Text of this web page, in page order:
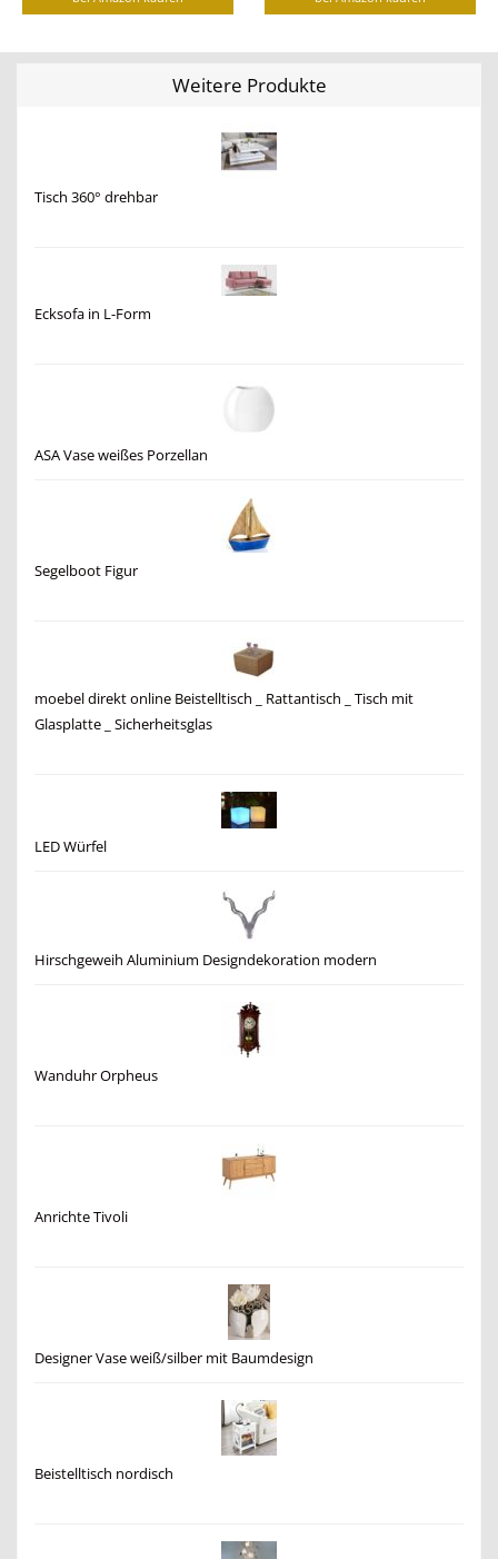
Weitere Produkte
Tisch 360° drehbar
Ecksofa in L-Form
ASA Vase weißes Porzellan
Segelboot Figur
moebel direkt online Beistelltisch _ Rattantisch _ Tisch mit
Glasplatte _ Sicherheitsglas
LED Würfel
Hirschgeweih Aluminium Designdekoration modern
Wanduhr Orpheus
Anrichte Tivoli
Designer Vase weiß/silber mit Baumdesign
Beistelltisch nordisch